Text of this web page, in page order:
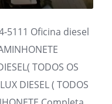
5111 Oficina diesel
TODOS OS
DIESEL ( TODOS